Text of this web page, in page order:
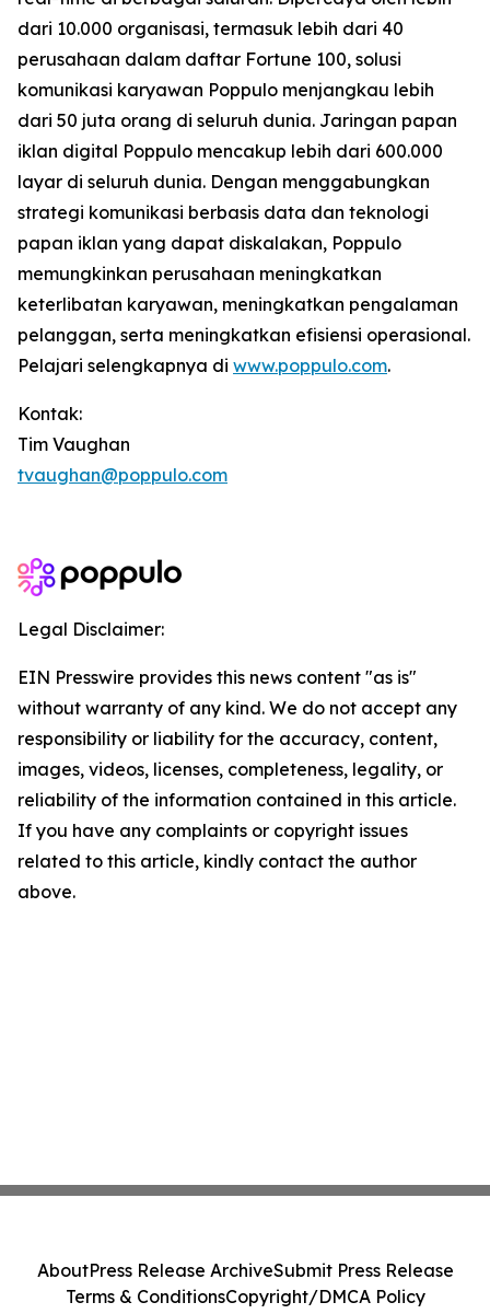
dari 10.000 organisasi, termasuk lebih dari 40
perusahaan dalam daftar Fortune 100, solusi
komunikasi karyawan Poppulo menjangkau lebih
dari 50 juta orang di seluruh dunia. Jaringan papan
iklan digital Poppulo mencakup lebih dari 600.000
layar di seluruh dunia. Dengan menggabungkan
strategi komunikasi berbasis data dan teknologi
papan iklan yang dapat diskalakan, Poppulo
memungkinkan perusahaan meningkatkan
keterlibatan karyawan, meningkatkan pengalaman
pelanggan, serta meningkatkan efisiensi operasional.
Pelajari selengkapnya di www.poppulo.com.
Kontak:
Tim Vaughan
tvaughan@poppulo.com
Legal Disclaimer:
EIN Presswire provides this news content "as is"
without warranty of any kind. We do not accept any
responsibility or liability for the accuracy, content,
images, videos, licenses, completeness, legality, or
reliability of the information contained in this article.
If you have any complaints or copyright issues
related to this article, kindly contact the author
above.
AboutPress Release ArchiveSubmit Press Release
Terms & ConditionsCopyright/DMCA Policy